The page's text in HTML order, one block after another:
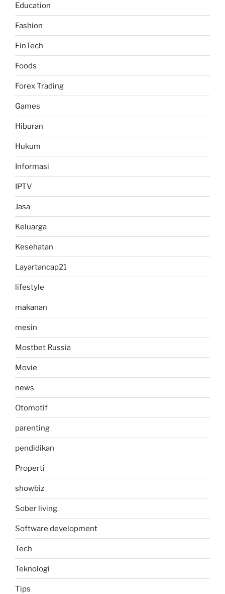
Education
Fashion
FinTech
Foods
Forex Trading
Games
Hiburan
Hukum
Informasi
IPTV
Jasa
Keluarga
Kesehatan
Layartancap21
lifestyle
makanan
mesin
Mostbet Russia
Movie
news
Otomotif
parenting
pendidikan
Properti
showbiz
Sober living
Software development
Tech
Teknologi
Tips